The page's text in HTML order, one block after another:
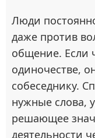
Люди
даже против
общение. Если
одиночестве,
собеседнику.
нужные слова,
решающее
деятельности